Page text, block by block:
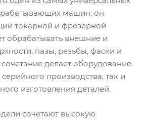
машин: он
токарной и фрезерной
обрабатывать внешние и
пазы, резьбы, фаски и
сочетание делает оборудование
производства, так и
изготовления деталей.
сочетают высокую